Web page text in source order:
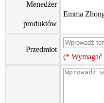
Menedżer
produktów
Emma
Przedmiot
(* Wymagać